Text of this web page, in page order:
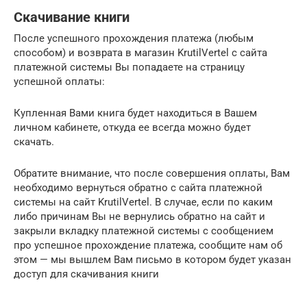
Скачивание книги
После успешного прохождения платежа (любым
способом) и возврата в магазин KrutilVertel с сайта
платежной системы Вы попадаете на страницу
успешной оплаты:
Купленная Вами книга будет находиться в Вашем
личном кабинете, откуда ее всегда можно будет
скачать.
Обратите внимание, что после совершения оплаты, Вам
необходимо вернуться обратно с сайта платежной
системы на сайт KrutilVertel. В случае, если по каким
либо причинам Вы не вернулись обратно на сайт и
закрыли вкладку платежной системы с сообщением
про успешное прохождение платежа, сообщите нам об
этом — мы вышлем Вам письмо в котором будет указан
доступ для скачивания книги